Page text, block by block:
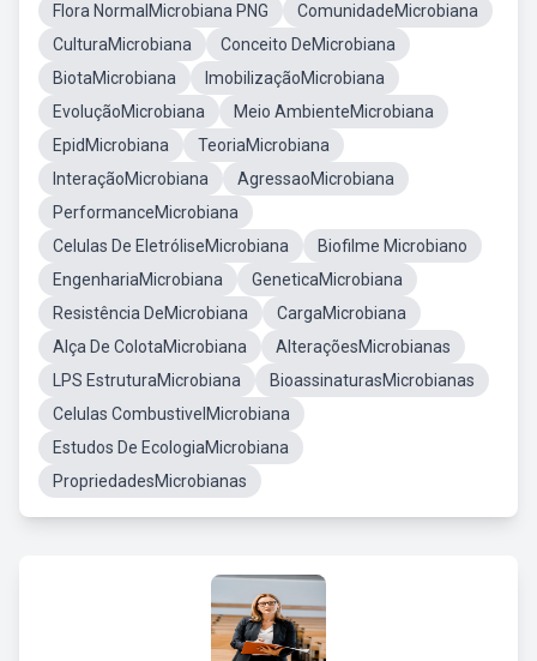
Flora NormalMicrobiana PNG
ComunidadeMicrobiana
CulturaMicrobiana
Conceito DeMicrobiana
BiotaMicrobiana
ImobilizaçãoMicrobiana
EvoluçãoMicrobiana
Meio AmbienteMicrobiana
EpidMicrobiana
TeoriaMicrobiana
InteraçãoMicrobiana
AgressaoMicrobiana
PerformanceMicrobiana
Celulas De EletróliseMicrobiana
Biofilme Microbiano
EngenhariaMicrobiana
GeneticaMicrobiana
Resistência DeMicrobiana
CargaMicrobiana
Alça De ColotaMicrobiana
AlteraçõesMicrobianas
LPS EstruturaMicrobiana
BioassinaturasMicrobianas
Celulas CombustivelMicrobiana
Estudos De EcologiaMicrobiana
PropriedadesMicrobianas